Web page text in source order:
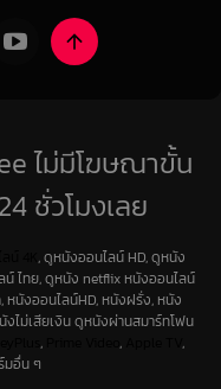
ไม่มีโฆษณาขั้น
ชั่วโมงเลย
, ดูหนังออนไลน์ HD, ดูหนัง
ไทย, ดูหนัง netflix หนังออนไลน์
หนังออนไลน์HD, หนังฝรั่ง, หนัง
งไม่เสียเงิน ดูหนังผ่านสมาร์ทโฟน
, ,
,
อื่น ๆ